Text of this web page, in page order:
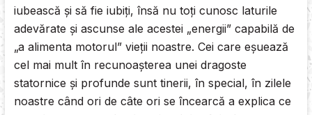
iubească şi să fie iubiţi, însă nu toţi cunosc laturile
adevărate şi ascunse ale acestei „energii” capabilă de
„a alimenta motorul” vieţii noastre. Cei care eşuează
cel mai mult în recunoaşterea unei dragoste
statornice şi profunde sunt tinerii, în special, în zilele
noastre când ori de câte ori se încearcă a explica ce